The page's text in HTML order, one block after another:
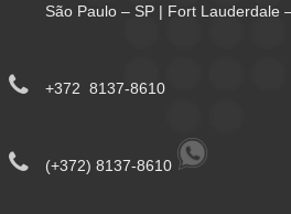
São Paulo – SP | Fort Lauderdale
+372 8137-8610
(+372) 8137-8610